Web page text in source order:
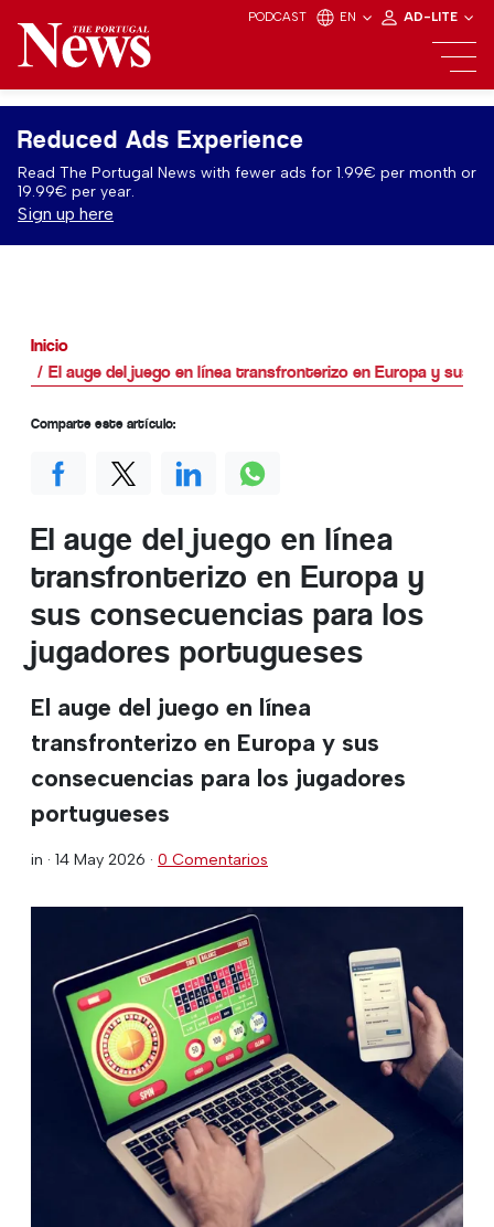
PODCAST EN AD-LITE
Reduced Ads Experience
Read The Portugal News with fewer ads for 1.99€ per month or
19.99€ per year.
Sign up here
Inicio
El auge del juego en línea transfronterizo en Europa y sus
El auge del juego en línea
transfronterizo en Europa y
sus consecuencias para los
jugadores portugueses
El auge del juego en línea
transfronterizo en Europa y sus
consecuencias para los jugadores
portugueses
in · 14 May 2026 · 0 Comentarios
Comparte este artículo: